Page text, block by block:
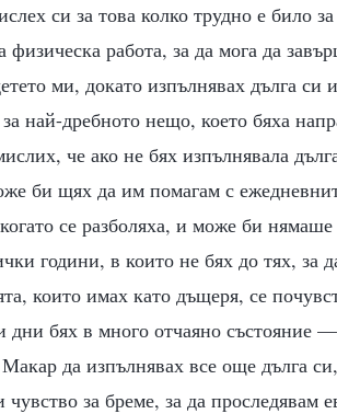
си за това колко трудно е било
физическа работа, за да мога да
ми, докато изпълнявах дълга си
най-дребното нещо, което бяха
че ако не бях изпълнявала
би щях да им помагам с
се разболяха, и може би
години, в които не бях до тях, за
които имах като дъщеря, се
бях в много отчаяно състояние
да изпълнявах все още дълга
за бреме, за да проследявам